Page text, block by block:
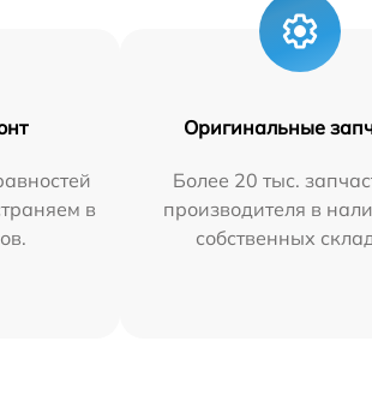
в
Оригинальные
Более 20 тыс.
производителя в
собственных